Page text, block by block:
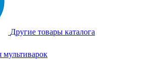
Другие товары каталога
мультиварок